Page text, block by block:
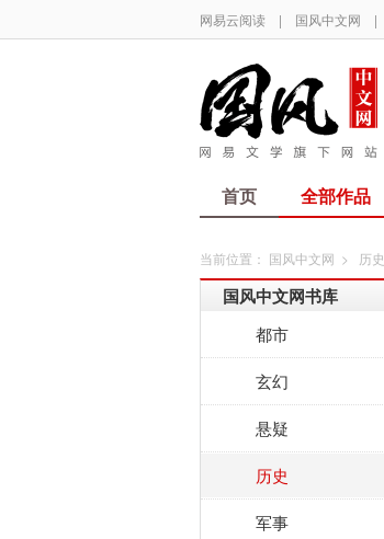
网易云阅读 | 国风中文网 |
首页 全部作品
当前位置： 国风中文网 > 历史
国风中文网书库
都市
玄幻
悬疑
历史
军事